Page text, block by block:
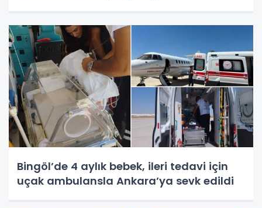
Bingöl’de 4 aylık bebek, ileri tedavi için
uçak ambulansla Ankara’ya sevk edildi